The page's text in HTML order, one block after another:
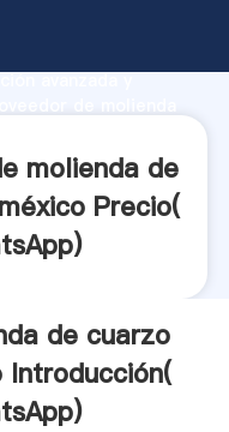
avanzada y
clientes.
molienda de
Precio(
)
de cuarzo
Introducción(
)